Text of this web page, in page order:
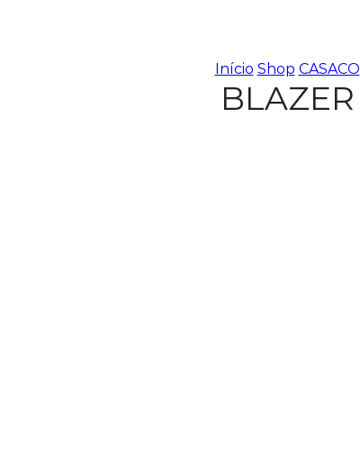
Início Shop CASACO
BLAZER